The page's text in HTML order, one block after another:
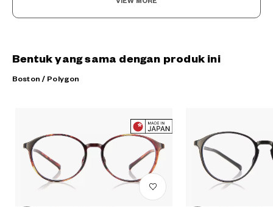
Bentuk yang sama dengan produk ini
Boston / Polygon